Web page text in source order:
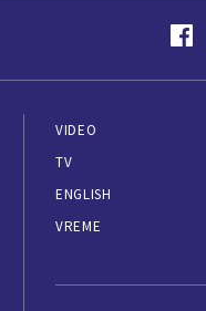
VIDEO
TV
ENGLISH
VREME